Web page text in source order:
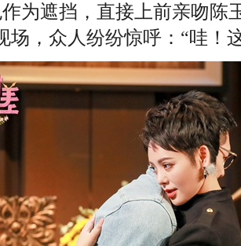
为遮挡，直接上前亲吻陈
场，众人纷纷惊呼：“哇！